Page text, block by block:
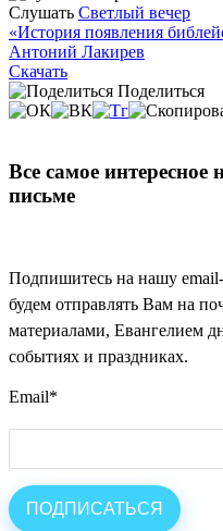
Слушать Светлый вечер
«История появления
Антоний Лакирев
Скачать
Поделиться
Все самое
письме
Подпишитесь на нашу
будем отправлять Вам на
материалами, Евангелием
событиях и праздниках.
Email*